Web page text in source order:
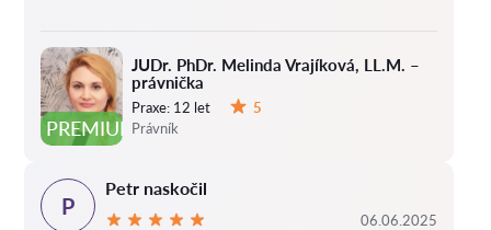
PREMIUM
JUDr. PhDr. Melinda Vrajíková, LL.M. –
právnička
Praxe: 12 let
5
Právník
P
Petr naskočil
06.06.2025